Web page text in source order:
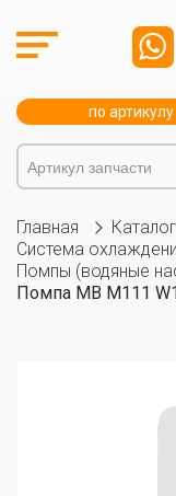
по артикулу
Главная
Каталог
Система
Помпы (водяные
Помпа MB M111